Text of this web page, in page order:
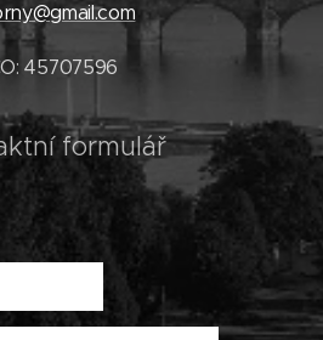
45707596
formulář